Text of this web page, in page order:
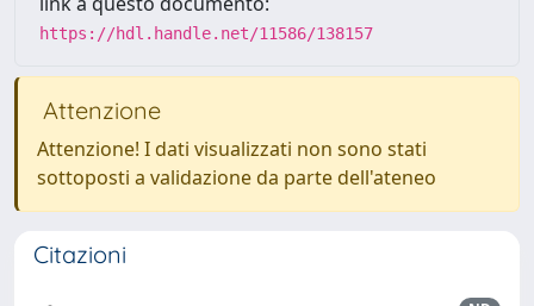
https://hdl.handle.net/11586/138157
Attenzione
Attenzione! I dati visualizzati non sono stati
sottoposti a validazione da parte dell'ateneo
Citazioni